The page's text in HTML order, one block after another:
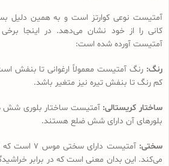
آمتیست نوعی کوارتز است و به همین دلیل
کانی را از خود نشان می‌دهد. در اینجا
آمتیست آورده شده است:
رنگ: رنگ آمتیست معمولاً ارغوانی تا بنفش
کم رنگ تا بنفش تیره نیز متغیر باشد.
ساختار کریستالی: آمتیست ساختار بلوری شش
بلورهای آن دارای شش ضلع هستند.
سختی:
آمتیست
می‌کند. این بدان معنی است که در برابر